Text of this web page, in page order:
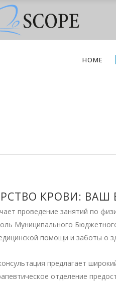
HOME
КРОВИ: ВАШ
проведение занятий по
Муниципального
помощи и заботы о
предлагает
отделение